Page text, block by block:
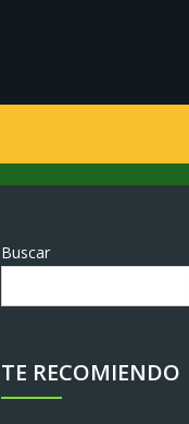
Buscar
TE RECOMIENDO